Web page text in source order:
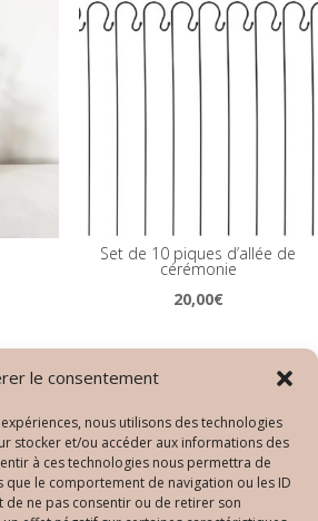
le consentement
nous utilisons des technologies
stocker et/ou accéder aux informations des
à ces technologies nous permettra de
le comportement de navigation ou les ID
de ne pas consentir ou de retirer son
Set de 10 piques d’allée de
cérémonie
20,00€